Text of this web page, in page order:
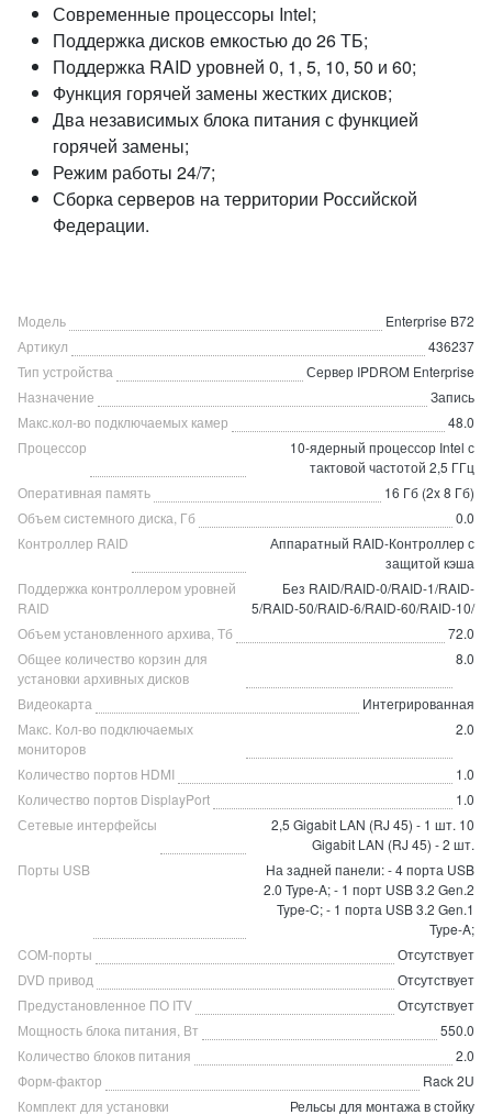
Современные процессоры Intel;
Поддержка дисков емкостью до 26 ТБ;
Поддержка RAID уровней 0, 1, 5, 10, 50 и 60;
Функция горячей замены жестких дисков;
Два независимых блока питания с функцией
горячей замены;
Режим работы 24/7;
Сборка серверов на территории Российской
Федерации.
Модель
Enterprise B72
Артикул
436237
Тип устройства
Сервер IPDROM Enterprise
Назначение
Запись
Макс.кол-во подключаемых камер
48.0
Процессор
10-ядерный процессор Intel с
тактовой частотой 2,5 ГГц
Оперативная память
16 Гб (2x 8 Гб)
Объем системного диска, Гб
0.0
Контроллер RAID
Аппаратный RAID-Контроллер с
защитой кэша
Поддержка контроллером уровней
RAID
Без RAID/RAID-0/RAID-1/RAID-
5/RAID-50/RAID-6/RAID-60/RAID-10/
Объем установленного архива, Тб
72.0
Общее количество корзин для
установки архивных дисков
8.0
Видеокарта
Интегрированная
Макс. Кол-во подключаемых
мониторов
2.0
Количество портов HDMI
1.0
Количество портов DisplayPort
1.0
Сетевые интерфейсы
2,5 Gigabit LAN (RJ 45) - 1 шт. 10
Gigabit LAN (RJ 45) - 2 шт.
Порты USB
На задней панели: - 4 порта USB
2.0 Type-A; - 1 порт USB 3.2 Gen.2
Type-C; - 1 порта USB 3.2 Gen.1
Type-A;
COM-порты
Отсутствует
DVD привод
Отсутствует
Предустановленное ПО ITV
Отсутствует
Мощность блока питания, Вт
550.0
Количество блоков питания
2.0
Форм-фактор
Rack 2U
Комплект для установки
Рельсы для монтажа в стойку